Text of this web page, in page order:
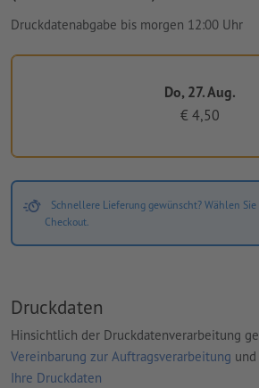
Druckdatenabgabe bis morgen 12:00 Uhr
Do, 27. Aug.
€ 4,50
Schnellere Lieferung gewünscht? Wählen Sie
Checkout.
Druckdaten
Hinsichtlich der Druckdatenverarbeitung
Vereinbarung zur Auftragsverarbeitung
Ihre Druckdaten